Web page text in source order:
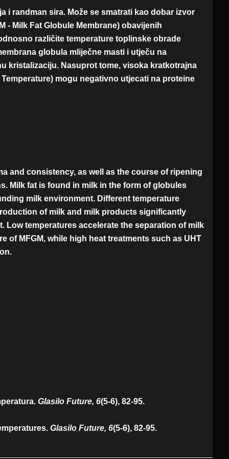
i randman sira. Može se smatrati kao dobar izvor
- Milk Fat Globule Membrane) obavijenih
različite temperature toplinske obrade
globula mliječne masti i utječu na
kristalizaciju. Nasuprot tome, visoka kratkotrajna
mogu negativno utjecati na proteine
and consistency, as well as the course of ripening
Milk fat is found in milk in the form of globules
milk environment. Different temperature
of milk and milk products significantly
temperatures accelerate the separation of milk
MFGM, while high heat treatments such as UHT
Glasilo Future, 6(5-6), 82-95.
Glasilo Future, 6(5-6), 82-95.